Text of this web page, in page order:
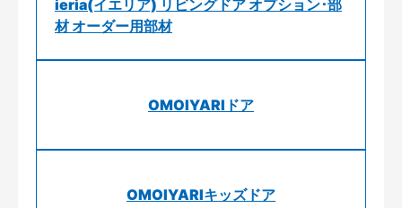
ieria(イエリア) リビングドア オプション･部
材 オーダー用部材
OMOIYARIドア
OMOIYARIキッズドア